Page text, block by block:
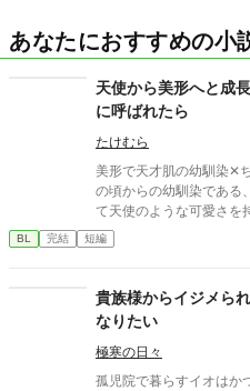
あなたにおすすめの小
天使から美形へと成
に呼ばれたら
たけむら
美形で天才肌の幼馴染✕ちょっと
の頃からの幼馴染である
て天使のような可愛さを
し、今は絵の勉強を進め
えた想が唯斗を美術室へ
ております。続きも書き
が更新していきますね。
直しました。
BL 完結 短編
貴族様からイジメら
なりたい
極寒の日々
孤児院で暮らすイオはか